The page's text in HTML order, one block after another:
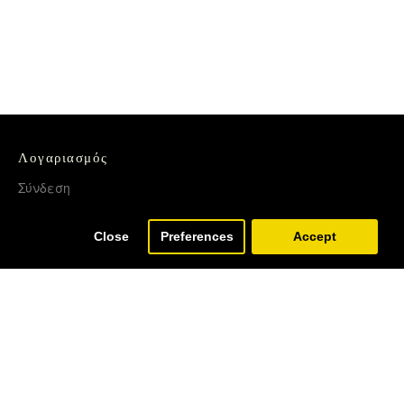
Close Preferences Accept
Λογαριασμός
Σύνδεση